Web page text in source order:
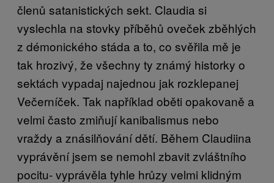
členů satanistických sekt. Claudia si
vyslechla na stovky příběhů oveček zběhlých
z démonického stáda a to, co svěřila mě je
tak hrozivý, že všechny ty známý historky o
sektách vypadaj najednou jak rozklepanej
Večerníček. Tak například oběti opakovaně a
velmi často zmiňují kanibalismus nebo
vraždy a znásilňování dětí. Během Claudiina
vyprávění jsem se nemohl zbavit zvláštního
pocitu- vyprávěla tyhle hrůzy velmi klidným